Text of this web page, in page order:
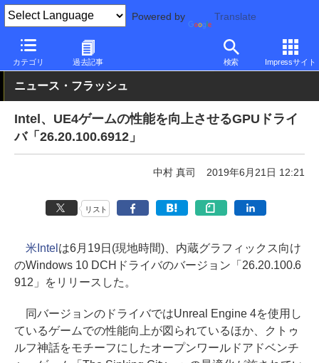
Powered by Translate
カテゴリ 過去記事 検索 Impressサイト
PC Watch 半導体/周辺機器
ニュース・フラッシュ
Intel、UE4ゲームの性能を向上させるGPUドライ
バ「26.20.100.6912」
中村 真司 2019年6月21日 12:21
リスト
米Intel は6月19日(現地時間)、内蔵グラフィックス向け
のWindows 10 DCHドライバのバージョン「26.20.100.6
912」をリリースした。
同バージョンのドライバではUnreal Engine 4を使用し
ているゲームでの性能向上が図られているほか、クトゥ
ルフ神話をモチーフにしたオープンワールドアドベンチ